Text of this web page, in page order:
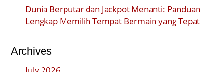
Dunia Berputar dan Jackpot Menanti: Panduan
Lengkap Memilih Tempat Bermain yang Tepat
Archives